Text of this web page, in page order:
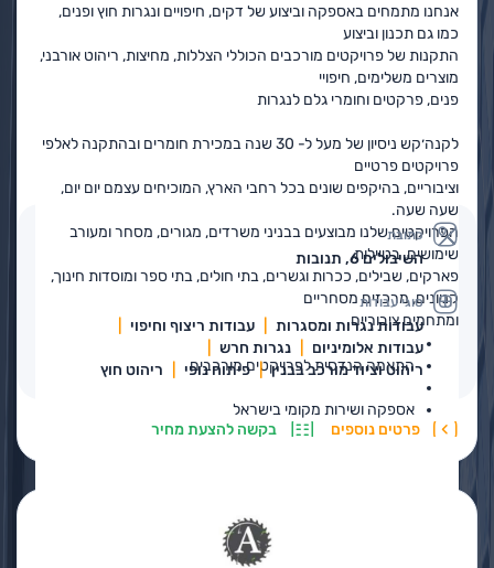
ליווי הנדסי מלא ושירות ישיר מול היצרן.
חזון החברה
להוביל את תחום שחרור העשן ובטיחות האש בישראל באמצעות
אדם ורכוש.
יתרון הבלעדיות ללקוחותינו
גישה ישירה ליצרנים מובילים באירופה
מוצרים מקוריים עם אישורי תקן מלאים
תמיכה טכנית מקצועית מהיצרן
התאמה הנדסית לפרויקטים מורכבים
אספקה ושירות מקומי בישראל
אנחנו מתמחים באספקה וביצוע של דקים, חיפויים ונגרות חוץ ופנים,
כמו גם תכנון וביצוע
התקנות של פרויקטים מורכבים הכוללי הצללות, מחיצות, ריהוט אורבני,
מוצרים משלימים, חיפויי
פנים, פרקטים וחומרי גלם לנגרות
לקנה׳קש ניסיון של מעל ל- 30 שנה במכירת חומרים ובהתקנה לאלפי
פרויקטים פרטיים
וציבוריים, בהיקפים שונים בכל רחבי הארץ, המוכיחים עצמם יום יום,
שעה שעה.
הפרויקטים שלנו מבוצעים בבניני משרדים, מגורים, מסחר ומעורב
שימושים, בטיילות,
פארקים, שבילים, ככרות וגשרים, בתי חולים, בתי ספר ומוסדות חינוך,
קניונים, מרכזים מסחריים
ומתחמים ציבוריים.
כתובת
השיבולים 6, תנובות
סוגי עבודות
עבודות נגרות ומסגרות
עבודות ריצוף וחיפוי
עבודות אלומיניום
נגרות חרש
ריהוט וציוד מורכב בבנין
פיתוח נופי ריהוט חוץ
פרטים נוספים בקשה להצעת מחיר